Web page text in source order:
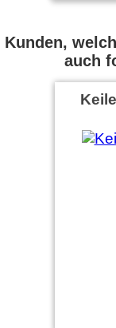
Kunden,
auch